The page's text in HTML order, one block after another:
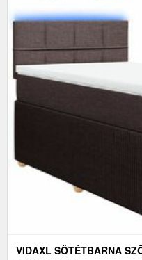
VIDAXL SÖTÉTBARNA